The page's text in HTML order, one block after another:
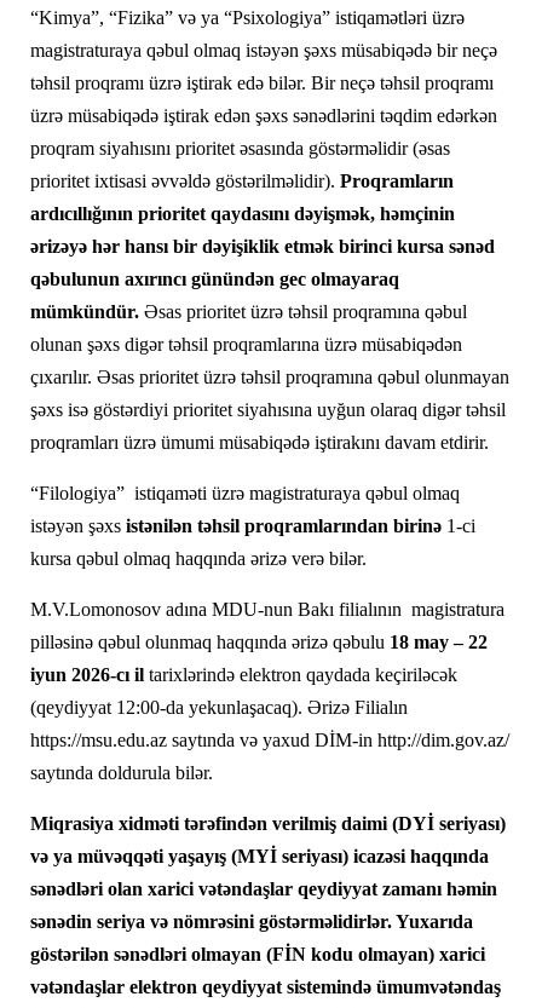
“Kimya”, “Fizika” və ya “Psixologiya” istiqamətləri üzrə
magistraturaya qəbul olmaq istəyən şəxs müsabiqədə bir neçə
təhsil proqramı üzrə iştirak edə bilər. Bir neçə təhsil proqramı
üzrə müsabiqədə iştirak edən şəxs sənədlərini təqdim edərkən
proqram siyahısını prioritet əsasında göstərməlidir (əsas
prioritet ixtisasi əvvəldə göstərilməlidir). Proqramların
ardıcıllığının prioritet qaydasını dəyişmək, həmçinin
ərizəyə hər hansı bir dəyişiklik etmək birinci kursa sənəd
qəbulunun axırıncı günündən gec olmayaraq
mümkündür. Əsas prioritet üzrə təhsil proqramına qəbul
olunan şəxs digər təhsil proqramlarına üzrə müsabiqədən
çıxarılır. Əsas prioritet üzrə təhsil proqramına qəbul olunmayan
şəxs isə göstərdiyi prioritet siyahısına uyğun olaraq digər təhsil
proqramları üzrə ümumi müsabiqədə iştirakını davam etdirir.
“Filologiya” istiqaməti üzrə magistraturaya qəbul olmaq
istəyən şəxs istənilən təhsil proqramlarından birinə 1-ci
kursa qəbul olmaq haqqında ərizə verə bilər.
M.V.Lomonosov adına MDU-nun Bakı filialının magistratura
pilləsinə qəbul olunmaq haqqında ərizə qəbulu 18 may – 22
iyun 2026-cı il tarixlərində elektron qaydada keçiriləcək
(qeydiyyat 12:00-da yekunlaşacaq). Ərizə Filialın
https://msu.edu.az saytında və yaxud DİM-in http://dim.gov.az/
saytında doldurula bilər.
Miqrasiya xidməti tərəfindən verilmiş daimi (DYİ seriyası)
və ya müvəqqəti yaşayış (MYİ seriyası) icazəsi haqqında
sənədləri olan xarici vətəndaşlar qeydiyyat zamanı həmin
sənədin seriya və nömrəsini göstərməlidirlər. Yuxarıda
göstərilən sənədləri olmayan (FİN kodu olmayan) xarici
vətəndaşlar elektron qeydiyyat sistemində ümumvətəndaş